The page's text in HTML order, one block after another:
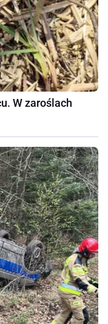
W zaroślach